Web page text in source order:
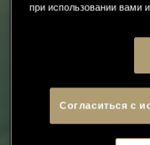
при использовании вами
Согласиться с